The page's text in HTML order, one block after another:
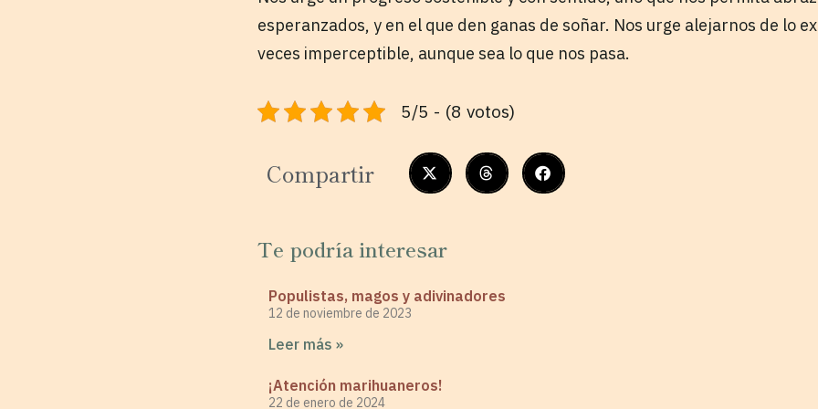
esperanzados, y en el que den ganas de soñar. Nos urge alejarnos de lo
veces imperceptible, aunque sea lo que nos pasa.
5/5 - (8 votos)
Compartir
Te podría interesar
Populistas, magos y adivinadores
12 de noviembre de 2023
Leer más »
¡Atención marihuaneros!
22 de enero de 2024